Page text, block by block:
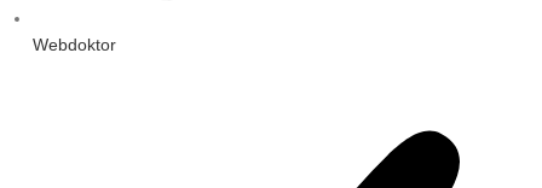
Webdoktor